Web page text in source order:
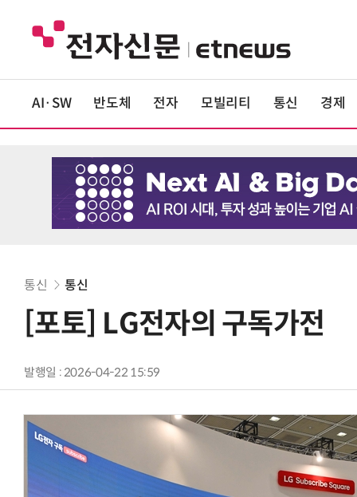
AI·SW 반도체 전자 모빌리티 통신 경제
통신 통신
[포토] LG전자의 구독가전
발행일 : 2026-04-22 15:59